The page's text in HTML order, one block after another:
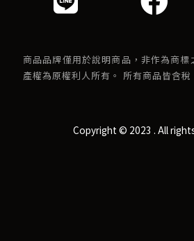
商品品牌僅用於說明商品，非作為商
產權為原權利人所有。 所有商品皆含
Copyright © 2023 . All